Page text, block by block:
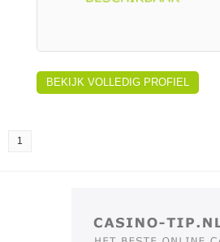
BEKIJK VOLLEDIG PROFIEL
1